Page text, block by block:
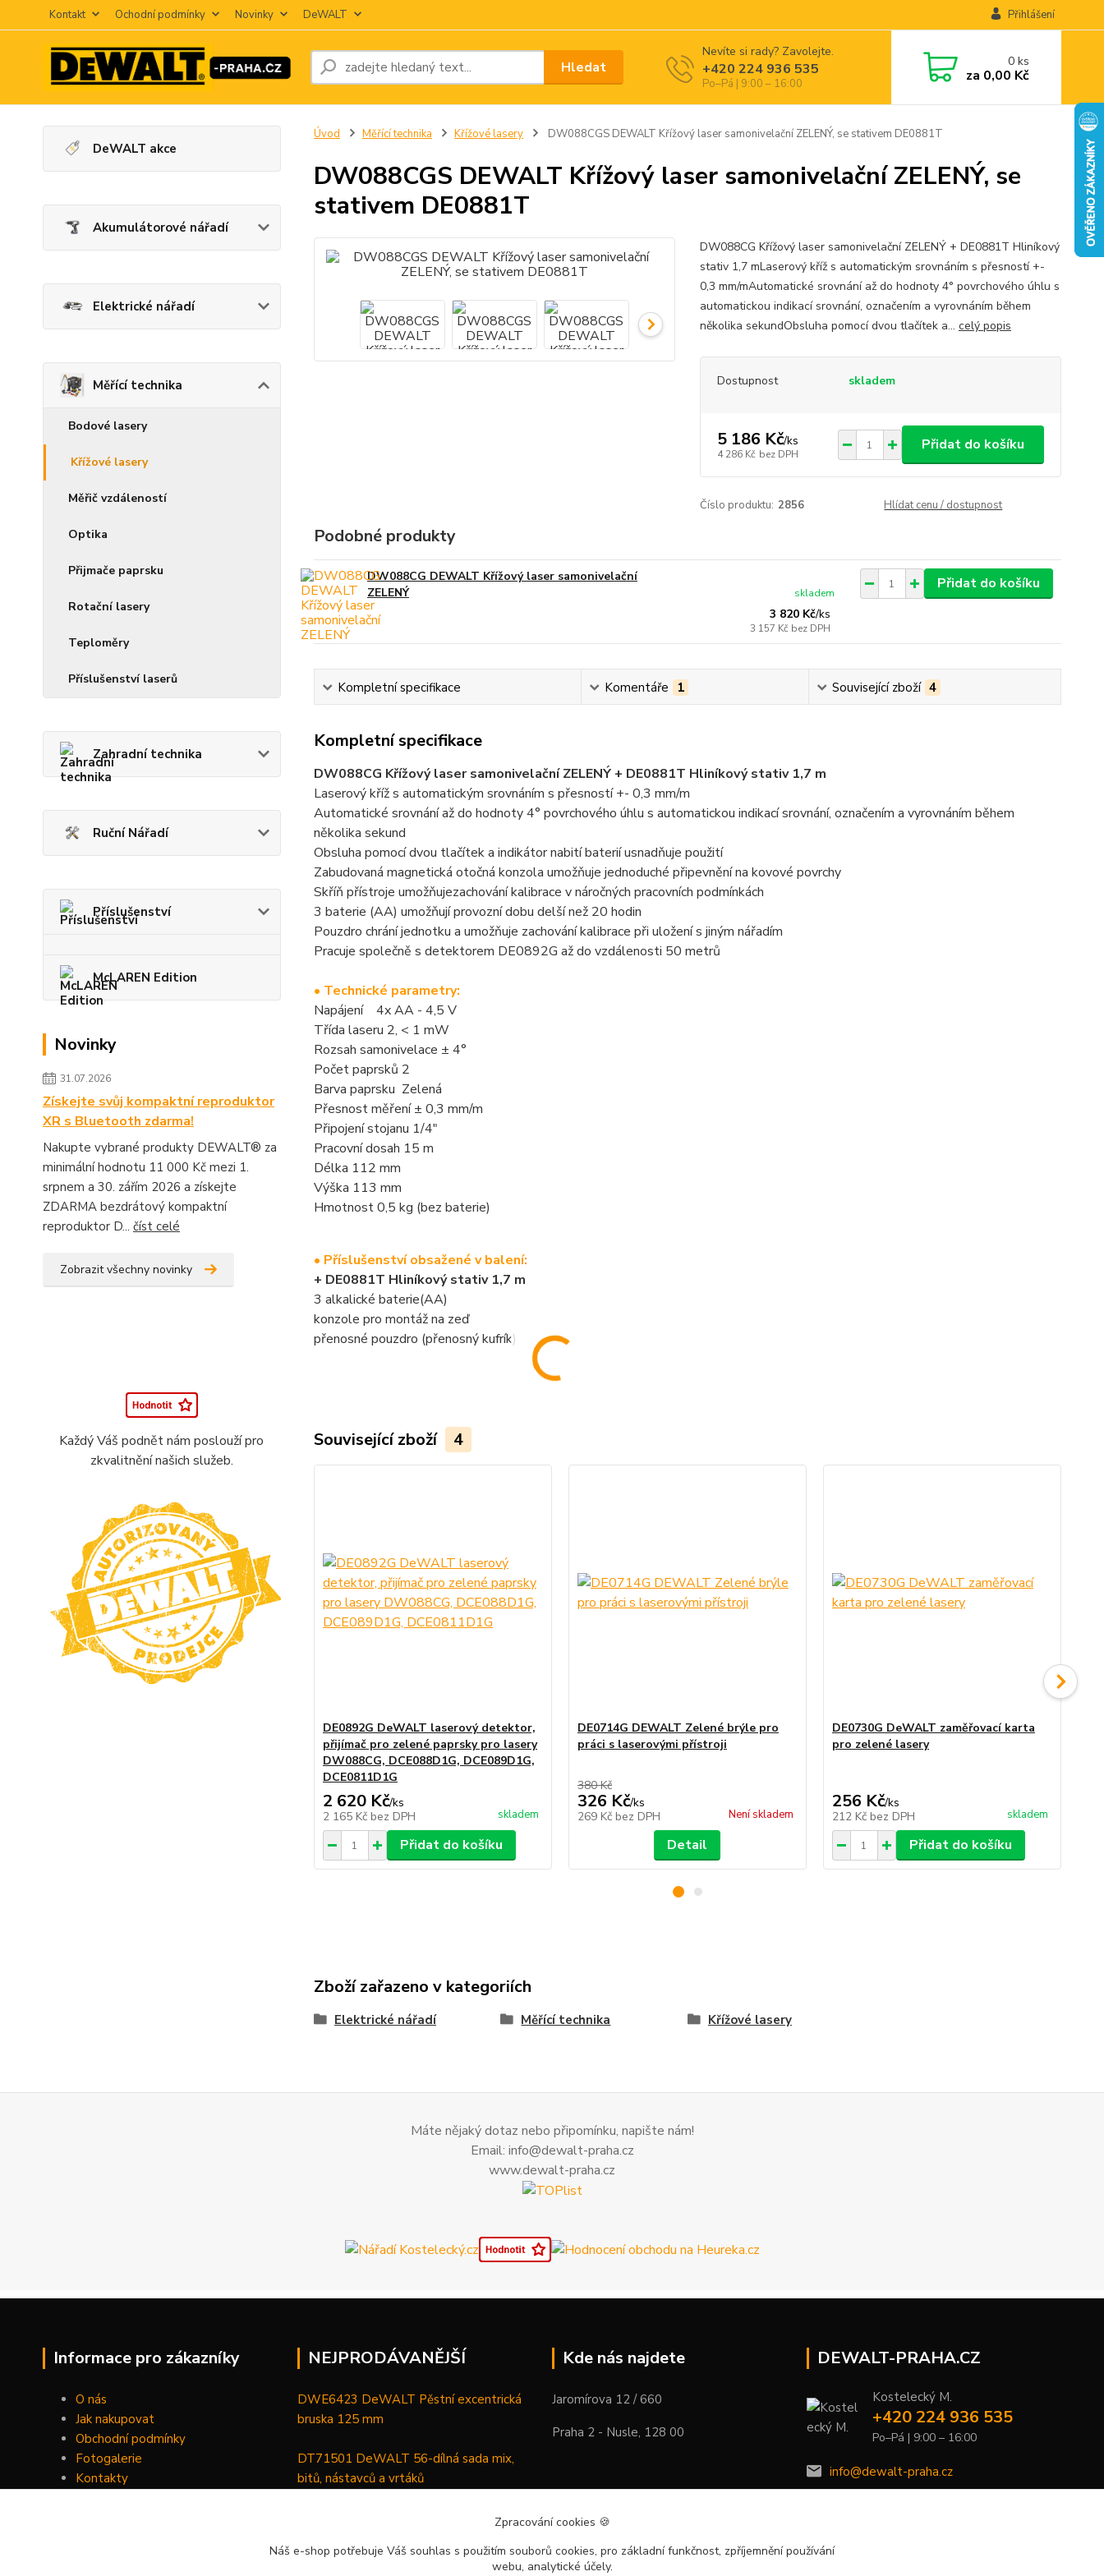
Kontakt Ochodní podmínky Novinky DeWALT Přihlášení
Hledat
Nevíte si rady? Zavolejte.
+420 224 936 535
Po–Pá | 9:00 – 16:00
0ks
za 0,00 Kč
DeWALT akce
Akumulátorové nářadí
Elektrické nářadí
Měřící technika
Bodové lasery
Křížové lasery
Měřič vzdáleností
Optika
Přijmače paprsku
Rotační lasery
Teploměry
Příslušenství laserů
Zahradní technika
Ruční Nářadí
Příslušenství
McLAREN Edition
Novinky
31.07.2026
Získejte svůj kompaktní reproduktor
XR s Bluetooth zdarma!
Nakupte vybrané produkty DEWALT® za
minimální hodnotu 11 000 Kč mezi 1.
srpnem a 30. zářím 2026 a získejte
ZDARMA bezdrátový kompaktní
reproduktor D... číst celé
Zobrazit všechny novinky
Každý Váš podnět nám poslouží pro
zkvalitnění našich služeb.
Úvod Měřící technika Křížové lasery DW088CGS DEWALT Křížový laser samonivelační ZELENÝ, se stativem DE0881T
DW088CGS DEWALT Křížový laser samonivelační ZELENÝ, se
stativem DE0881T
DW088CG Křížový laser samonivelační ZELENÝ + DE0881T Hliníkový
stativ 1,7 mLaserový kříž s automatickým srovnáním s přesností +-
0,3 mm/mAutomatické srovnání až do hodnoty 4° povrchového úhlu s
automatickou indikací srovnání, označením a vyrovnáním během
několika sekundObsluha pomocí dvou tlačítek a... celý popis
Dostupnost skladem
5 186 Kč/ks
4 286 Kč bez DPH
Přidat do košíku
Číslo produktu: 2856 Hlídat cenu / dostupnost
Podobné produkty
DW088CG DEWALT Křížový laser samonivelační
ZELENÝ
3 820 Kč/ks
3 157 Kč bez DPH
skladem
Přidat do košíku
Kompletní specifikace Komentáře 1 Související zboží 4
Kompletní specifikace
DW088CG Křížový laser samonivelační ZELENÝ + DE0881T Hliníkový stativ 1,7 m
Laserový kříž s automatickým srovnáním s přesností +- 0,3 mm/m
Automatické srovnání až do hodnoty 4° povrchového úhlu s automatickou indikací srovnání, označením a vyrovnáním během
několika sekund
Obsluha pomocí dvou tlačítek a indikátor nabití baterií usnadňuje použití
Zabudovaná magnetická otočná konzola umožňuje jednoduché připevnění na kovové povrchy
Skříň přístroje umožňujezachování kalibrace v náročných pracovních podmínkách
3 baterie (AA) umožňují provozní dobu delší než 20 hodin
Pouzdro chrání jednotku a umožňuje zachování kalibrace při uložení s jiným nářadím
Pracuje společně s detektorem DE0892G až do vzdálenosti 50 metrů
• Technické parametry:
Napájení 4x AA - 4,5 V
Třída laseru 2, < 1 mW
Rozsah samonivelace ± 4°
Počet paprsků 2
Barva paprsku Zelená
Přesnost měření ± 0,3 mm/m
Připojení stojanu 1/4"
Pracovní dosah 15 m
Délka 112 mm
Výška 113 mm
Hmotnost 0,5 kg (bez baterie)
• Příslušenství obsažené v balení:
+ DE0881T Hliníkový stativ 1,7 m
3 alkalické baterie(AA)
konzole pro montáž na zeď
přenosné pouzdro (přenosný kufrík)
Související zboží 4
DE0892G DeWALT laserový detektor,
přijímač pro zelené paprsky pro lasery
DW088CG, DCE088D1G, DCE089D1G,
DCE0811D1G
2 620 Kč/ks
2 165 Kč bez DPH skladem
Přidat do košíku
DE0714G DEWALT Zelené brýle pro
práci s laserovými přístroji
380 Kč
326 Kč/ks
269 Kč bez DPH Není skladem
Detail
DE0730G DeWALT zaměřovací karta
pro zelené lasery
256 Kč/ks
212 Kč bez DPH skladem
Přidat do košíku
Zboží zařazeno v kategoriích
Elektrické nářadí Měřící technika Křížové lasery
Máte nějaký dotaz nebo připomínku, napište nám!
Email: info@dewalt-praha.cz
www.dewalt-praha.cz
Informace pro zákazníky
O nás
Jak nakupovat
Obchodní podmínky
Fotogalerie
Kontakty
NEJPRODÁVANĚJŠÍ
DWE6423 DeWALT Pěstní excentrická
bruska 125 mm
DT71501 DeWALT 56-dílná sada mix,
bitů, nástavců a vrtáků
v kufru
Kde nás najdete
Jaromírova 12 / 660
Praha 2 - Nusle, 128 00
DEWALT-PRAHA.CZ
Kostelecký M.
+420 224 936 535
Po–Pá | 9:00 – 16:00
info@dewalt-praha.cz
Zpracování cookies 🍪
Náš e-shop potřebuje Váš souhlas s použitím souborů cookies, pro základní funkčnost, zpříjemnění používání
webu, analytické účely.